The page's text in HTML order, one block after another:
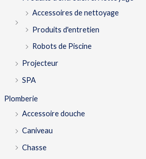
Accessoires de nettoyage
Produits d'entretien
Robots de Piscine
Projecteur
SPA
Plomberie
Accessoire douche
Caniveau
Chasse